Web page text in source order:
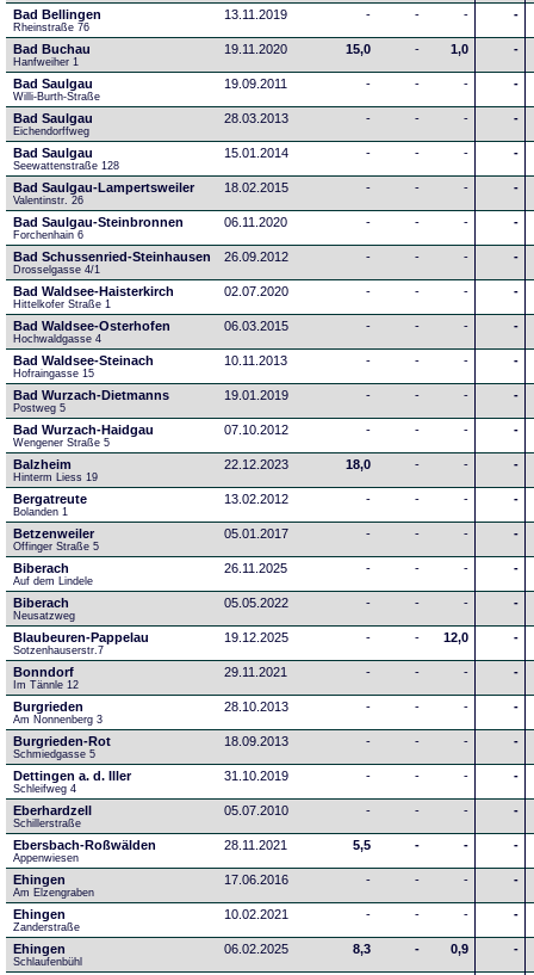
Bad Bellingen
Rheinstraße 76
13.11.2019 - - - -
Bad Buchau
Hanfweiher 1
19.11.2020 15,0 - 1,0 -
Bad Saulgau
Willi-Burth-Straße
19.09.2011 - - - -
Bad Saulgau
Eichendorffweg
28.03.2013 - - - -
Bad Saulgau
Seewattenstraße 128
15.01.2014 - - - -
Bad Saulgau-Lampertsweiler
Valentinstr. 26
18.02.2015 - - - -
Bad Saulgau-Steinbronnen
Forchenhain 6
06.11.2020 - - - -
Bad Schussenried-Steinhausen
Drosselgasse 4/1
26.09.2012 - - - -
Bad Waldsee-Haisterkirch
Hittelkofer Straße 1
02.07.2020 - - - -
Bad Waldsee-Osterhofen
Hochwaldgasse 4
06.03.2015 - - - -
Bad Waldsee-Steinach
Hofraingasse 15
10.11.2013 - - - -
Bad Wurzach-Dietmanns
Postweg 5
19.01.2019 - - - -
Bad Wurzach-Haidgau
Wengener Straße 5
07.10.2012 - - - -
Balzheim
Hinterm Liess 19
22.12.2023 18,0 - - -
Bergatreute
Bolanden 1
13.02.2012 - - - -
Betzenweiler
Offinger Straße 5
05.01.2017 - - - -
Biberach
Auf dem Lindele
26.11.2025 - - - -
Biberach
Neusatzweg
05.05.2022 - - - -
Blaubeuren-Pappelau
Sotzenhauserstr.7
19.12.2025 - - 12,0 -
Bonndorf
Im Tännle 12
29.11.2021 - - - -
Burgrieden
Am Nonnenberg 3
28.10.2013 - - - -
Burgrieden-Rot
Schmiedgasse 5
18.09.2013 - - - -
Dettingen a. d. Iller
Schleifweg 4
31.10.2019 - - - -
Eberhardzell
Schillerstraße
05.07.2010 - - - -
Ebersbach-Roßwälden
Appenwiesen
28.11.2021 5,5 - - -
Ehingen
Am Elzengraben
17.06.2016 - - - -
Ehingen
Zanderstraße
10.02.2021 - - - -
Ehingen
Schlaufenbühl
06.02.2025 8,3 - 0,9 -